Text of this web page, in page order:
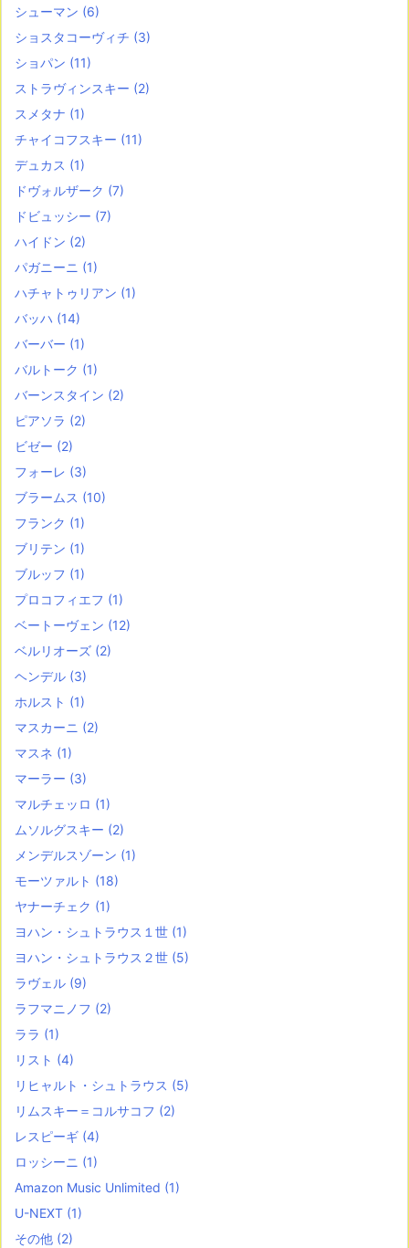
シューマン (6)
ショスタコーヴィチ (3)
ショパン (11)
ストラヴィンスキー (2)
スメタナ (1)
チャイコフスキー (11)
デュカス (1)
ドヴォルザーク (7)
ドビュッシー (7)
ハイドン (2)
パガニーニ (1)
ハチャトゥリアン (1)
バッハ (14)
バーバー (1)
バルトーク (1)
バーンスタイン (2)
ピアソラ (2)
ビゼー (2)
フォーレ (3)
ブラームス (10)
フランク (1)
ブリテン (1)
ブルッフ (1)
プロコフィエフ (1)
ベートーヴェン (12)
ベルリオーズ (2)
ヘンデル (3)
ホルスト (1)
マスカーニ (2)
マスネ (1)
マーラー (3)
マルチェッロ (1)
ムソルグスキー (2)
メンデルスゾーン (1)
モーツァルト (18)
ヤナーチェク (1)
ヨハン・シュトラウス１世 (1)
ヨハン・シュトラウス２世 (5)
ラヴェル (9)
ラフマニノフ (2)
ララ (1)
リスト (4)
リヒャルト・シュトラウス (5)
リムスキー＝コルサコフ (2)
レスピーギ (4)
ロッシーニ (1)
Amazon Music Unlimited (1)
U-NEXT (1)
その他 (2)